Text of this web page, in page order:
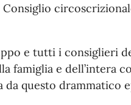
Consiglio
e tutti i consiglieri
famiglia e dell’intera
questo drammatico